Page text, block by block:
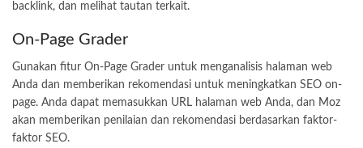
backlink, dan melihat tautan terkait.
On-Page Grader
Gunakan fitur On-Page Grader untuk menganalisis halaman web
Anda dan memberikan rekomendasi untuk meningkatkan SEO on-
page. Anda dapat memasukkan URL halaman web Anda, dan Moz
akan memberikan penilaian dan rekomendasi berdasarkan faktor-
faktor SEO.